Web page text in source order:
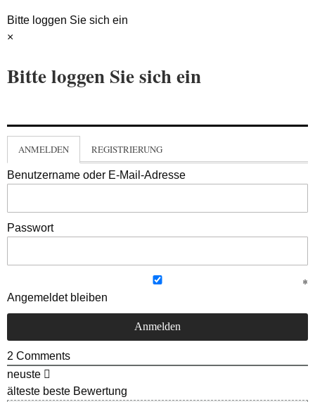
Bitte loggen Sie sich ein
×
Bitte loggen Sie sich ein
ANMELDEN REGISTRIERUNG
Benutzername oder E-Mail-Adresse
Passwort
Angemeldet bleiben
2 Comments
neuste
älteste beste Bewertung